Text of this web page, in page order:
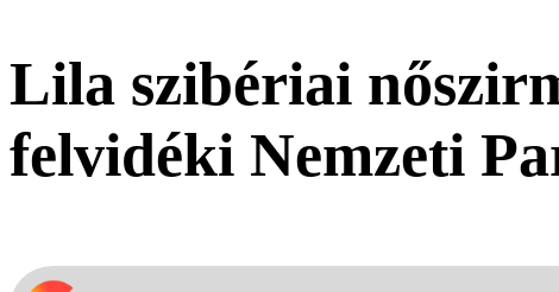
Lila szibériai
felvidéki Nemzeti